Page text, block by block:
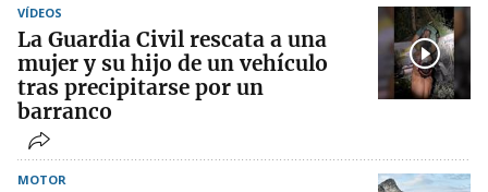
VÍDEOS
La Guardia Civil rescata a una
mujer y su hijo de un vehículo
tras precipitarse por un
barranco
MOTOR